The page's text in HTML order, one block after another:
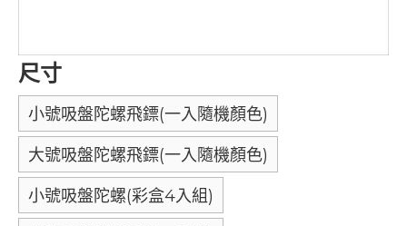
尺寸
小號吸盤陀螺飛鏢(一入隨機顏色)
大號吸盤陀螺飛鏢(一入隨機顏色)
小號吸盤陀螺(彩盒4入組)